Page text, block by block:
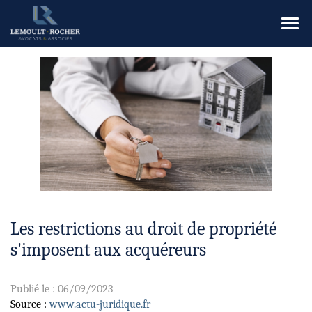
le
Les restrictions au droit de propriété
s'imposent aux acquéreurs
Publié le : 06/09/2023
Source :www.actu-juridique.fr